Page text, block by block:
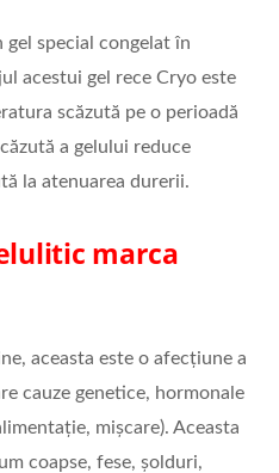
gel special congelat în
acestui gel rece Cryo este
scăzută pe o perioadă
a gelului reduce
la atenuarea durerii.
marca
aceasta este o afecțiune a
cauze genetice, hormonale
mișcare). Aceasta
coapse, fese, șolduri,